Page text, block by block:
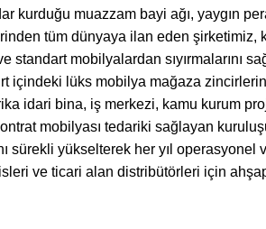
kurduğu muazzam bayi ağı, yaygın
tüm dünyaya ilan eden şirketimiz,
standart mobilyalardan sıyırmalarını
içindeki lüks mobilya mağaza
idari bina, iş merkezi, kamu kurum
mobilyası tedariki sağlayan
sürekli yükselterek her yıl operasyonel
ve ticari alan distribütörleri için